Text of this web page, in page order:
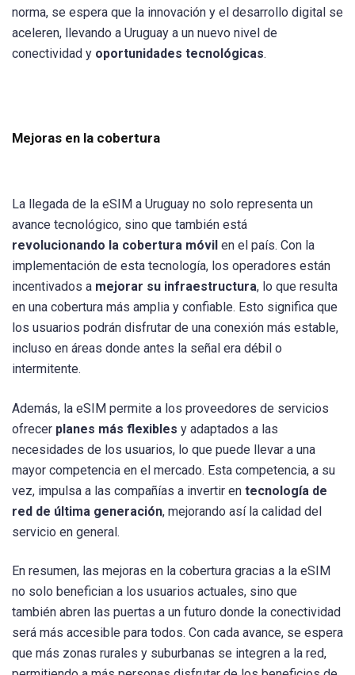
norma, se espera que la innovación y el desarrollo digital se
aceleren, llevando a Uruguay a un nuevo nivel de
conectividad y oportunidades tecnológicas.
Mejoras en la cobertura
La llegada de la eSIM a Uruguay no solo representa un
avance tecnológico, sino que también está
revolucionando la cobertura móvil en el país. Con la
implementación de esta tecnología, los operadores están
incentivados a mejorar su infraestructura, lo que resulta
en una cobertura más amplia y confiable. Esto significa que
los usuarios podrán disfrutar de una conexión más estable,
incluso en áreas donde antes la señal era débil o
intermitente.
Además, la eSIM permite a los proveedores de servicios
ofrecer planes más flexibles y adaptados a las
necesidades de los usuarios, lo que puede llevar a una
mayor competencia en el mercado. Esta competencia, a su
vez, impulsa a las compañías a invertir en tecnología de
red de última generación, mejorando así la calidad del
servicio en general.
En resumen, las mejoras en la cobertura gracias a la eSIM
no solo benefician a los usuarios actuales, sino que
también abren las puertas a un futuro donde la conectividad
será más accesible para todos. Con cada avance, se espera
que más zonas rurales y suburbanas se integren a la red,